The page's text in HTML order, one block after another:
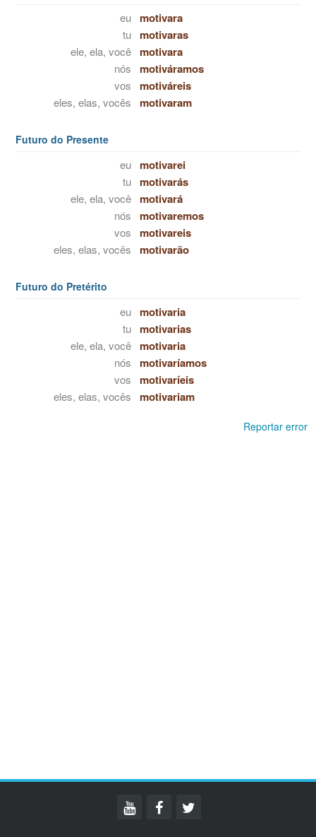
eu motivara
tu motivaras
ele, ela, você motivara
nós motiváramos
vos motiváreis
eles, elas, vocês motivaram
Futuro do Presente
eu motivarei
tu motivarás
ele, ela, você motivará
nós motivaremos
vos motivareis
eles, elas, vocês motivarão
Futuro do Pretérito
eu motivaria
tu motivarias
ele, ela, você motivaria
nós motivaríamos
vos motivaríeis
eles, elas, vocês motivariam
Reportar error